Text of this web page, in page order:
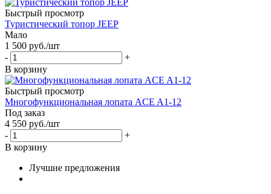
Быстрый просмотр
Туристический топор JEEP
Мало
1 500 руб./шт
-
+
В корзину
Быстрый просмотр
Многофункциональная лопата ACE A1-12
Под заказ
4 550 руб./шт
-
+
В корзину
Лучшие предложения